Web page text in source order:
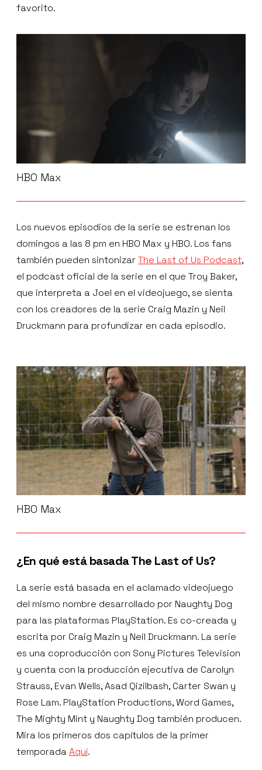
favorito.
HBO Max
Los nuevos episodios de la serie se estrenan los
domingos a las 8 pm en HBO Max y HBO. Los fans
también pueden sintonizar The Last of Us Podcast,
el podcast oficial de la serie en el que Troy Baker,
que interpreta a Joel en el videojuego, se sienta
con los creadores de la serie Craig Mazin y Neil
Druckmann para profundizar en cada episodio.
HBO Max
¿En qué está basada The Last of Us?
La serie está basada en el aclamado videojuego
del mismo nombre desarrollado por Naughty Dog
para las plataformas PlayStation. Es co-creada y
escrita por Craig Mazin y Neil Druckmann. La serie
es una coproducción con Sony Pictures Television
y cuenta con la producción ejecutiva de Carolyn
Strauss, Evan Wells, Asad Qizilbash, Carter Swan y
Rose Lam. PlayStation Productions, Word Games,
The Mighty Mint y Naughty Dog también producen.
Mira los primeros dos capítulos de la primer
temporadaAquí.